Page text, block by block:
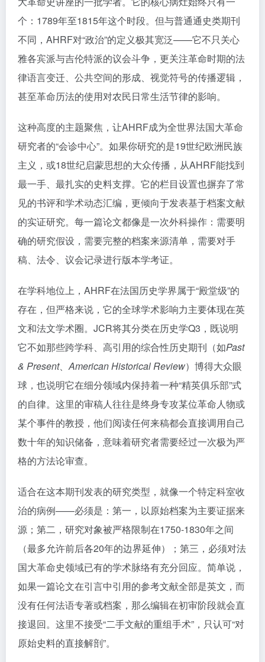
个：1789年至1815年这个时段。但与普通通史类期刊
不同，AHRF对“政治”的定义极其宽泛——它不只关心
雅各宾派与吉伦特派的议会斗争，更关注革命时期的法
律语言变迁、公共空间的形成、视觉符号的传播逻辑，
甚至革命历法的使用对农民日常生活节律的影响。
这种高度的主题聚焦，让AHRF成为全世界法国大革命
研究者的“会诊中心”。如果你研究的是19世纪欧洲民族
主义，或18世纪启蒙思想的大众传播，从AHRF能找到
最一手、最扎实的史料支撑。它的栏目设置也摒弃了常
见的书评和学术动态汇编，更倾向于发表基于档案文献
的实证研究。每一篇论文都像是一次外科操作：需要明
确的研究假设，需要完整的档案来源清单，需要对手
稿、法令、议会记录进行版本学考证。
在学科地位上，AHRF在法国历史学界属于“殿堂级”的
存在，但严格来说，它的全球学术影响力主要体现在英
文和法文学术圈。JCR将其分类在历史学Q3，既说明
它不如那些跨学科、高引用的综合性历史期刊（如Past
& Present、American Historical Review）博得大众眼
球，也说明它在细分领域内保持着一种“精英俱乐部”式
的自律。这里的审稿人往往是终身专攻某位革命人物或
某个事件的教授，他们阅读任何来稿都会直接调用自己
数十年的知识储备，意味着研究者需要经过一次极为严
格的方法论审查。
适合在这本期刊发表的研究类型，就像一个特定科室收
治的病例——必须是：第一，以原始档案为主要证据来
源；第二，研究对象被严格限制在1750-1830年之间
（最多允许前后各20年的边界延伸）；第三，必须对法
国大革命史领域已有的学术脉络有充分回应。简单说，
如果一篇论文在引言中引用的参考文献全部是英文，而
没有任何法语专著或档案，那么编辑在初审阶段就会直
接退回。这里不接受“二手文献的重组手术”，只认可“对
原始史料的直接解剖”。